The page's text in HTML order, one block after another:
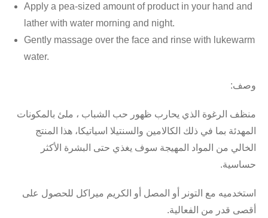
Apply a pea-sized amount of product in your hand and
lather with water morning and night.
Gently massage over the face and rinse with lukewarm
water.
وصف:
منظف الرغوة الذي يحارب ظهور حب الشباب ، ملئ بالمكونات
المهدئة بما في ذلك الكالامين والسنتيلا اسياتيكا، هذا
المنتج
الخالي من المواد المهيجة سوف يغذي حتى البشرة الأكثر
حساسية.
استخدميه مع التونر أو المصل أو الكريم ميراكل للحصول على
أقصى قدر من الفعالية.